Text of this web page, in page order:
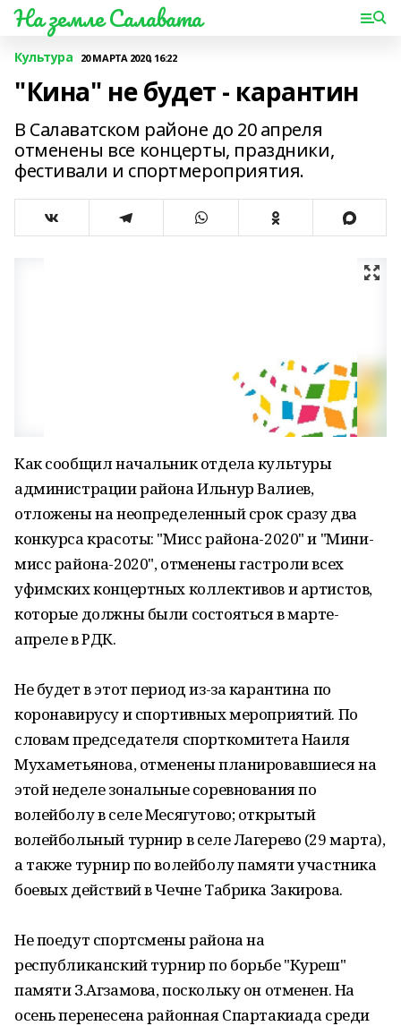
На земле Салавата
Культура 20 МАРТА 2020, 16:22
"Кина" не будет - карантин
В Салаватском районе до 20 апреля
отменены все концерты, праздники,
фестивали и спортмероприятия.
Как сообщил начальник отдела культуры
администрации района Ильнур Валиев,
отложены на неопределенный срок сразу два
конкурса красоты: "Мисс района-2020" и "Мини-
мисс района-2020", отменены гастроли всех
уфимских концертных коллективов и артистов,
которые должны были состояться в марте-
апреле в РДК.
Не будет в этот период из-за карантина по
коронавирусу и спортивных мероприятий. По
словам председателя спорткомитета Наиля
Мухаметьянова, отменены планировавшиеся на
этой неделе зональные соревнования по
волейболу в селе Месягутово; открытый
волейбольный турнир в селе Лагерево (29 марта),
а также турнир по волейболу памяти участника
боевых действий в Чечне Табрика Закирова.
Не поедут спортсмены района на
республиканский турнир по борьбе "Куреш"
памяти З.Агзамова, поскольку он отменен. На
осень перенесена районная Спартакиада среди